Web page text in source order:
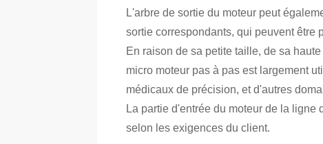
L'arbre de sortie du moteur peut
sortie correspondants, qui peuvent
En raison de sa petite taille, de sa
micro moteur pas à pas est largement
médicaux de précision, et d'autres
La partie d'entrée du moteur de la
selon les exigences du client.